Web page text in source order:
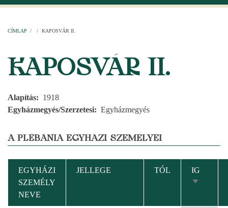
navigation
CÍMLAP / / KAPOSVÁR II.
KAPOSVÁR II.
Alapítás
1918
Egyházmegyés/Szerzetesi
Egyházmegyés
A PLÉBÁNIA EGYHÁZI SZEMÉLYEI
EGYHÁZI
SZEMÉLY
NEVE
JELLEGE TÓL
IG